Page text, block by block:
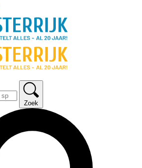
Zoek